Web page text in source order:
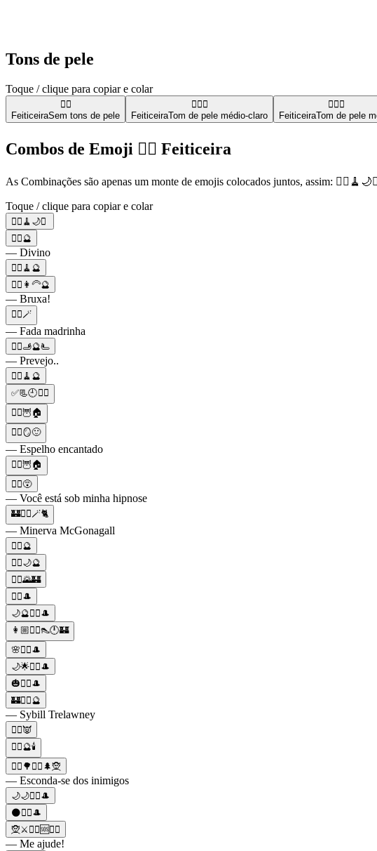
Tons de pele
Toque / clique para copiar e colar
🧙‍♀️
FeiticeiraSem tons de pele
🧙🏼‍♀️
FeiticeiraTom de pele médio-claro
🧙🏽‍♀️
FeiticeiraTom de pele
Combos de Emoji 🧙‍♀️ Feiticeira
As Combinações são apenas um monte de emojis colocados juntos, assim:
Toque / clique para copiar e colar
🧙‍♀️🧹🌙✨
🧙‍♀️🔮
— Divino
🧙‍♀️🧹🔮
🧙‍♀️👩‍🦳🔮
— Bruxa!
🧙‍♀️🪄
— Fada madrinha
🧙‍♀️🫸🔮🫷
— Prevejo..
🧙‍♀️🧹🔮
✅📃🕘🧙‍♀️
🧙‍♀️🦉🏠
🧙‍♀️🪞🙂
— Espelho encantado
🧙‍♀️🦉🏠
🧙‍♀️😵
— Você está sob minha hipnose
🏰🧙‍♀️🪄🐈
— Minerva McGonagall
🧙‍♀️🔮
🧙‍♀️🌙🔮
🧙‍♀️🌄🏰
🧙‍♀️🎩
🌙🔮🧙‍♀️🎩
👩🏼🧙‍♀️👠🕛🏰
🌸🧙‍♀️🎩
🌙🌟🧙‍♀️🎩
🎃🧙‍♀️🎩
🏰🧙‍♀️🔮
— Sybill Trelawney
🧙‍♀️👿
🧙‍♀️🔮🕯️
🧙‍♀️🌳🏃‍♂️🌲🧝
— Esconda-se dos inimigos
🌙🌙🧙‍♀️🎩
🌑🧙‍♀️🎩
🧝⚔️🦹‍♂️🆘🧙‍♀️
— Me ajude!